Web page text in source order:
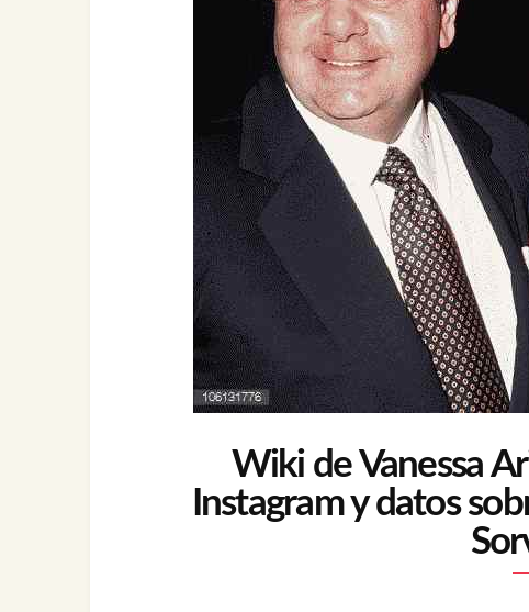
Wiki de Vanessa
Instagram y datos